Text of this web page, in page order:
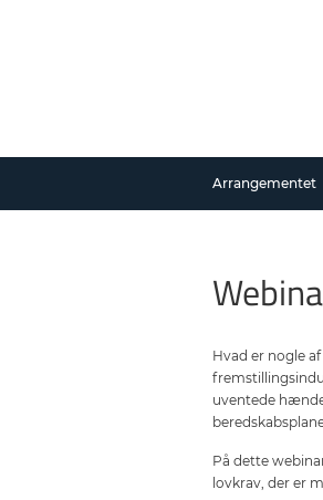
Arrangementet
Hvad er nogle
uventede
På dette
lovkrav, der er